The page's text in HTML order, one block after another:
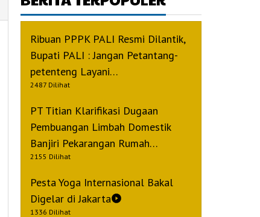
Ribuan PPPK PALI Resmi Dilantik,
Bupati PALI : Jangan Petantang-
petenteng Layani…
2487 Dilihat
PT Titian Klarifikasi Dugaan
Pembuangan Limbah Domestik
Banjiri Pekarangan Rumah…
2155 Dilihat
Pesta Yoga Internasional Bakal
Digelar di Jakarta
1336 Dilihat